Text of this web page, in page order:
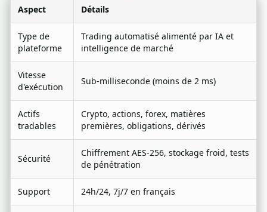
Aspect Détails
Type de
plateforme
Trading automatisé alimenté par IA et
intelligence de marché
Vitesse
d'exécution
Sub-milliseconde (moins de 2 ms)
Actifs
tradables
Crypto, actions, forex, matières
premières, obligations, dérivés
Sécurité
Chiffrement AES-256, stockage froid, tests
de pénétration
Support 24h/24, 7j/7 en français